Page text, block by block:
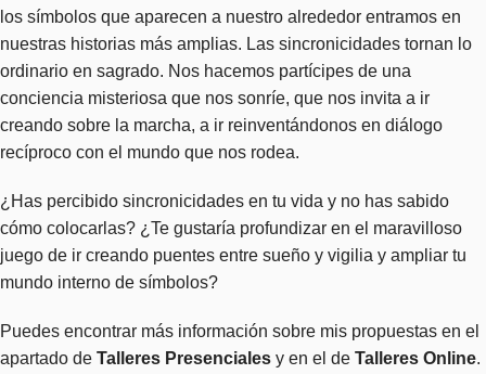
los símbolos que aparecen a nuestro alrededor entramos en
nuestras historias más amplias. Las sincronicidades tornan lo
ordinario en sagrado. Nos hacemos partícipes de una
conciencia misteriosa que nos sonríe, que nos invita a ir
creando sobre la marcha, a ir reinventándonos en diálogo
recíproco con el mundo que nos rodea.
¿Has percibido sincronicidades en tu vida y no has sabido
cómo colocarlas? ¿Te gustaría profundizar en el maravilloso
juego de ir creando puentes entre sueño y vigilia y ampliar tu
mundo interno de símbolos?
Puedes encontrar más información sobre mis propuestas en el
apartado de Talleres Presenciales y en el de Talleres Online.